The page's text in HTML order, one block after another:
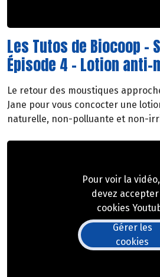
Les Tutos de Biocoop -
Épisode 4 - Lotion anti-
Le retour des moustiques
Jane pour vous concocter une
naturelle, non-polluante et non-
Pour voir la
devez accepter
cookies
Gérer les
cookies